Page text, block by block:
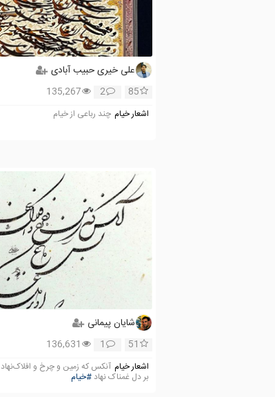
علی خیری حبیب آبادی
85
2
135,267
اشعار خیام چند رباعی از خیام
شایان پیمانی
51
1
136,631
اشعار خیام آنکس که زمین و چرخ و
بر دل غمناک نهاد #خیام